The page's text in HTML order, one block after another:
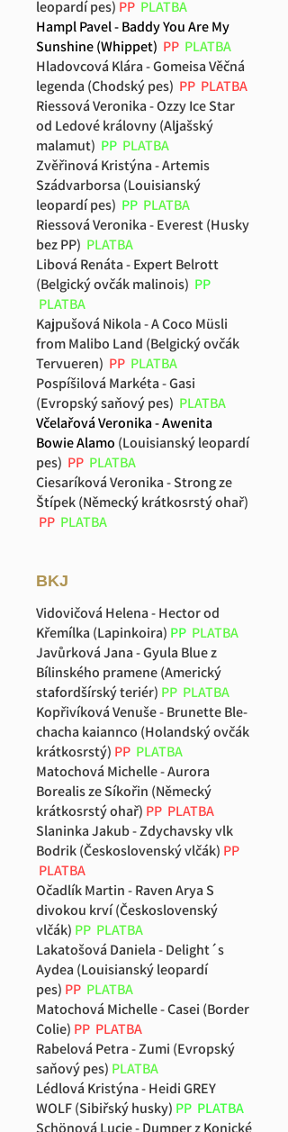
leopardí pes) PP PLATBA
Hampl Pavel - Baddy You Are My
Sunshine (Whippet) PP PLATBA
Hladovcová Klára - Gomeisa Věčná
legenda (Chodský pes) PP PLATBA
Riessová Veronika - Ozzy Ice Star
od Ledové královny (Aljašský
malamut) PP PLATBA
Zvěřinová Kristýna - Artemis
Szádvarborsa (Louisianský
leopardí pes) PP PLATBA
Riessová Veronika - Everest (Husky
bez PP) PLATBA
Libová Renáta - Expert Belrott
(Belgický ovčák malinois) PP
PLATBA
Kajpušová Nikola - A Coco Müsli
from Malibo Land (Belgický ovčák
Tervueren) PP PLATBA
Pospíšilová Markéta - Gasi
(Evropský saňový pes) PLATBA
Včelařová Veronika - Awenita
Bowie Alamo (Louisianský leopardí
pes) PP PLATBA
Ciesaríková Veronika - Strong ze
Štípek (Německý krátkosrstý ohař)
PP PLATBA
BKJ
Vidovičová Helena - Hector od
Křemílka (Lapinkoira) PP PLATBA
Javůrková Jana - Gyula Blue z
Bílinského pramene (Americký
stafordšírský teriér) PP PLATBA
Kopřivíková Venuše - Brunette Ble-
chacha kaiannco (Holandský ovčák
krátkosrstý) PP PLATBA
Matochová Michelle - Aurora
Borealis ze Síkořin (Německý
krátkosrstý ohař) PP PLATBA
Slaninka Jakub - Zdychavsky vlk
Bodrik (Československý vlčák) PP
PLATBA
Očadlík Martin - Raven Arya S
divokou krví (Československý
vlčák) PP PLATBA
Lakatošová Daniela - Delight´s
Aydea (Louisianský leopardí
pes) PP PLATBA
Matochová Michelle - Casei (Border
Colie) PP PLATBA
Rabelová Petra - Zumi (Evropský
saňový pes) PLATBA
Lédlová Kristýna - Heidi GREY
WOLF (Sibiřský husky) PP PLATBA
Schönová Lucie - Dumper z Konické